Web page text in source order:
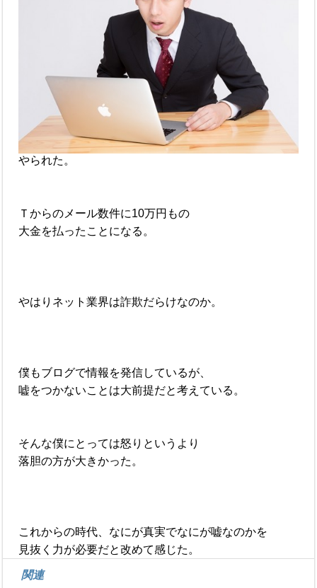
やられた。
Ｔからのメール数件に10万円もの
大金を払ったことになる。
やはりネット業界は詐欺だらけなのか。
僕もブログで情報を発信しているが、
嘘をつかないことは大前提だと考えている。
そんな僕にとっては怒りというより
落胆の方が大きかった。
これからの時代、なにが真実でなにが嘘なのかを
見抜く力が必要だと改めて感じた。
関連